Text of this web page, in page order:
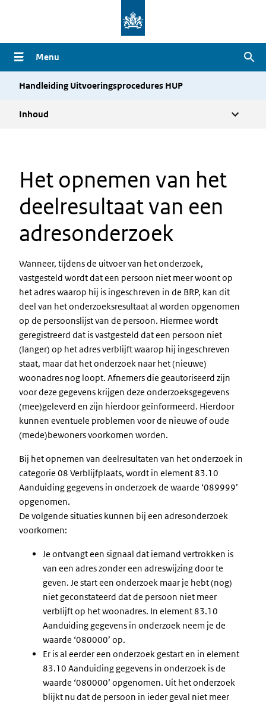
naar
de
inhoud
Menu
Handleiding Uitvoeringsprocedures HUP
Inhoud
Het opnemen van het
deelresultaat van een
adresonderzoek
Wanneer, tijdens de uitvoer van het onderzoek,
vastgesteld wordt dat een persoon niet meer woont op
het adres waarop hij is ingeschreven in de BRP, kan dit
deel van het onderzoeksresultaat al worden opgenomen
op de persoonslijst van de persoon. Hiermee wordt
geregistreerd dat is vastgesteld dat een persoon niet
(langer) op het adres verblijft waarop hij ingeschreven
staat, maar dat het onderzoek naar het (nieuwe)
woonadres nog loopt. Afnemers die geautoriseerd zijn
voor deze gegevens krijgen deze onderzoeksgegevens
(mee)geleverd en zijn hierdoor geïnformeerd. Hierdoor
kunnen eventuele problemen voor de nieuwe of oude
(mede)bewoners voorkomen worden.
Bij het opnemen van deelresultaten van het onderzoek in
categorie 08 Verblijfplaats, wordt in element 83.10
Aanduiding gegevens in onderzoek de waarde ‘089999’
opgenomen.
De volgende situaties kunnen bij een adresonderzoek
voorkomen:
Je ontvangt een signaal dat iemand vertrokken is
van een adres zonder een adreswijzing door te
geven. Je start een onderzoek maar je hebt (nog)
niet geconstateerd dat de persoon niet meer
verblijft op het woonadres. In element 83.10
Aanduiding gegevens in onderzoek neem je de
waarde ‘080000’ op.
Er is al eerder een onderzoek gestart en in element
83.10 Aanduiding gegevens in onderzoek is de
waarde ‘080000’ opgenomen. Uit het onderzoek
blijkt nu dat de persoon in ieder geval niet meer